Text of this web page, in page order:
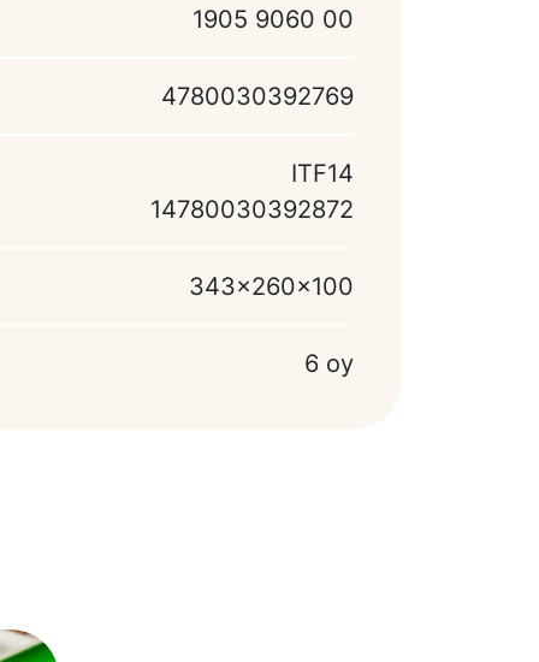
1905 9060 00
4780030392769
ITF14
14780030392872
343x260x100
6 oy